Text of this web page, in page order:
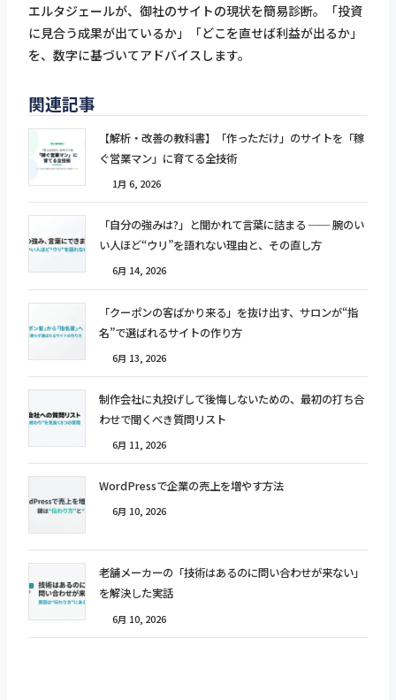
エルタジェールが、御社のサイトの現状を簡易診断。「投資
に見合う成果が出ているか」「どこを直せば利益が出るか」
を、数字に基づいてアドバイスします。
関連記事
【解析・改善の教科書】「作っただけ」のサイトを「稼
ぐ営業マン」に育てる全技術
1月 6, 2026
「自分の強みは?」と聞かれて言葉に詰まる ── 腕のい
い人ほど“ウリ”を語れない理由と、その直し方
6月 14, 2026
「クーポンの客ばかり来る」を抜け出す、サロンが“指
名”で選ばれるサイトの作り方
6月 13, 2026
制作会社に丸投げして後悔しないための、最初の打ち合
わせで聞くべき質問リスト
6月 11, 2026
WordPressで企業の売上を増やす方法
6月 10, 2026
老舗メーカーの「技術はあるのに問い合わせが来ない」
を解決した実話
6月 10, 2026